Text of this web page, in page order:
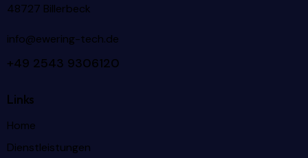
48727 Billerbeck
info@ewering-tech.de
+49 2543 9306120
Links
Home
Dienstleistungen